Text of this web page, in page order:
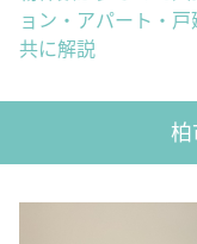
ョン・アパート・
共に解説
柏